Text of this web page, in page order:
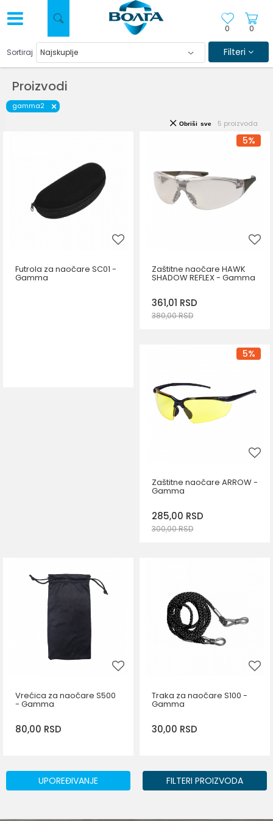
0
0
Proizvodi
Sortiraj Filteri
gamma2
5 proizvoda
Obriši sve
Futrola za naočare SC01 -
Gamma
5%
Zaštitne naočare HAWK
SHADOW REFLEX - Gamma
361,01 RSD
380,00RSD
5%
Zaštitne naočare ARROW -
Gamma
285,00 RSD
300,00RSD
Vrećica za naočare S500
- Gamma
80,00 RSD
Traka za naočare S100 -
Gamma
30,00 RSD
UPOREĐIVANJE FILTERI PROIZVODA